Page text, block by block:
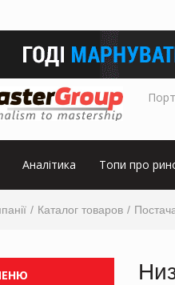
Аналітика Топи про
Каталог товаров